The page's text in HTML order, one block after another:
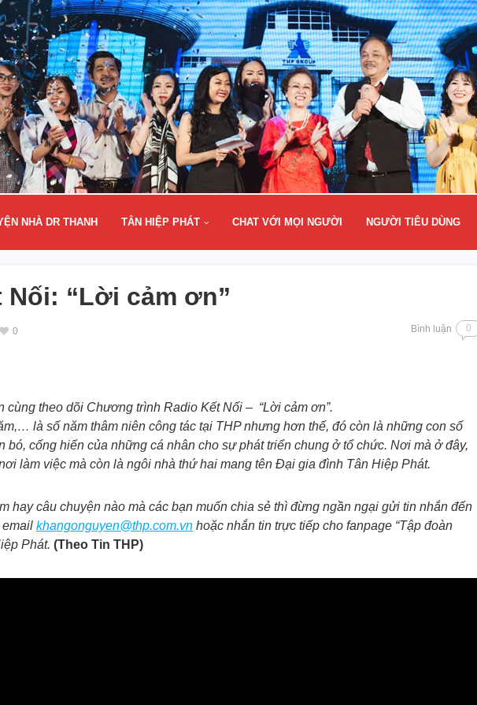
NHÀ DR THANH TÂN HIỆP PHÁT CHAT VỚI MỌI NGƯỜI NGƯỜI TIÊU DÙNG
Nối: “Lời cảm ơn”
0 Bình luận 0
cùng theo dõi Chương trình Radio Kết Nối – “Lời cảm ơn”.
là số năm thâm niên công tác tại THP nhưng hơn thế, đó còn là những con số
bó, cống hiến của những cá nhân cho sự phát triển chung ở tổ chức. Nơi mà ở đây,
làm việc mà còn là ngôi nhà thứ hai mang tên Đại gia đình Tân Hiệp Phát.
hay câu chuyện nào mà các bạn muốn chia sẻ thì đừng ngần ngại gửi tin nhắn đến
email khangonguyen@thp.com.vn hoặc nhắn tin trực tiếp cho fanpage “Tập đoàn
Phát. (Theo Tin THP)